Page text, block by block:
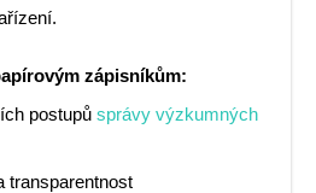
zápisníkům:
postupů správy výzkumných